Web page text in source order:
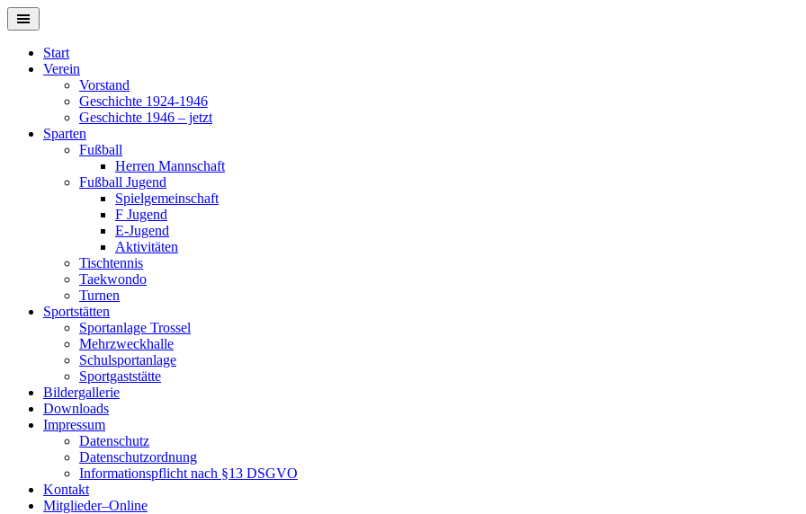
Springe
zum
Start
Verein
Vorstand
Geschichte 1924-1946
Geschichte 1946 – jetzt
Sparten
Fußball
Herren Mannschaft
Fußball Jugend
Spielgemeinschaft
F Jugend
E-Jugend
Aktivitäten
Tischtennis
Taekwondo
Turnen
Sportstätten
Sportanlage Trossel
Mehrzweckhalle
Schulsportanlage
Sportgaststätte
Bildergallerie
Downloads
Impressum
Datenschutz
Datenschutzordnung
Informationspflicht nach §13 DSGVO
Kontakt
Mitglieder–Online